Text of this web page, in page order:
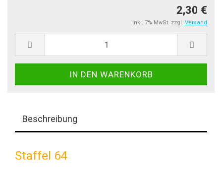
2,30 €
inkl. 7% MwSt. zzgl. Versand
Beschreibung
Staffel 64